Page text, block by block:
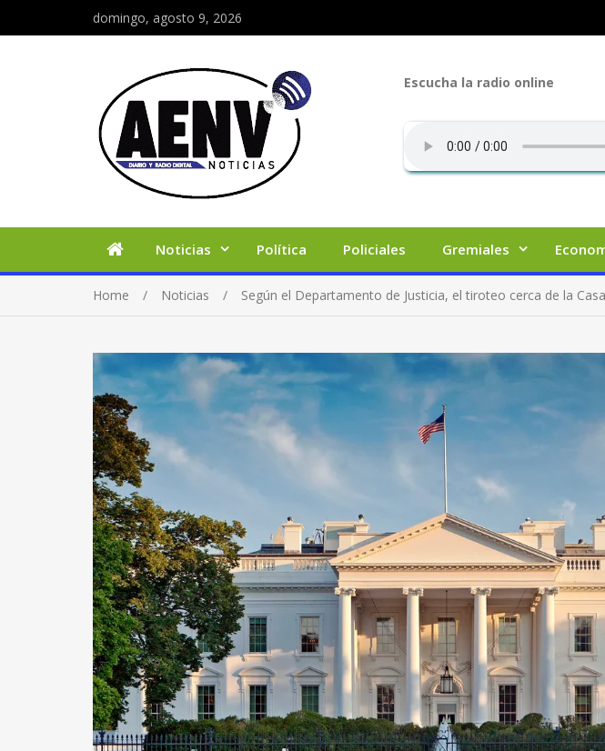
domingo, agosto 9, 2026
Escucha la radio online
Noticias Política Policiales Gremiales
Home Noticias Según el Departamento de Justicia, el tiroteo cerca de la